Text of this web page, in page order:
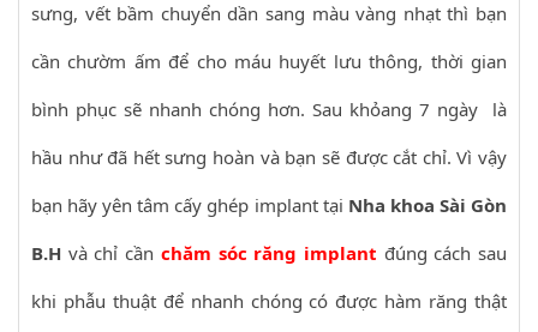
sưng, vết bầm chuyển dần sang màu vàng nhạt thì bạn
cần chườm ấm để cho máu huyết lưu thông, thời gian
bình phục sẽ nhanh chóng hơn. Sau khỏang 7 ngày là
hầu như đã hết sưng hoàn và bạn sẽ được cắt chỉ. Vì vậy
bạn hãy yên tâm cấy ghép implant tại Nha khoa Sài Gòn
B.H và chỉ cần chăm sóc răng implant đúng cách sau
khi phẫu thuật để nhanh chóng có được hàm răng thật